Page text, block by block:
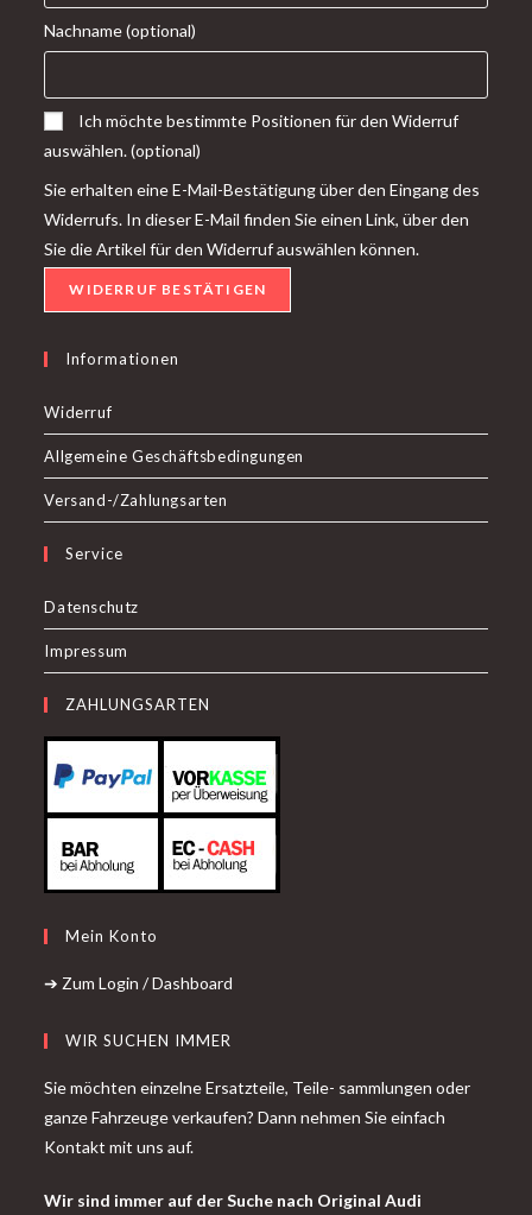
Nachname(optional)
Ich möchte bestimmte Positionen für den Widerruf
auswählen.(optional)
Sie erhalten eine E-Mail-Bestätigung über den Eingang des
Widerrufs. In dieser E-Mail finden Sie einen Link, über den
Sie die Artikel für den Widerruf auswählen können.
WIDERRUF BESTÄTIGEN
Informationen
Widerruf
Allgemeine Geschäftsbedingungen
Versand-/Zahlungsarten
Service
Datenschutz
Impressum
ZAHLUNGSARTEN
Mein Konto
➔ Zum Login / Dashboard
WIR SUCHEN IMMER
Sie möchten einzelne Ersatzteile, Teile- sammlungen oder
ganze Fahrzeuge verkaufen? Dann nehmen Sie einfach
Kontakt mit uns auf.
Wir sind immer auf der Suche nach Original Audi